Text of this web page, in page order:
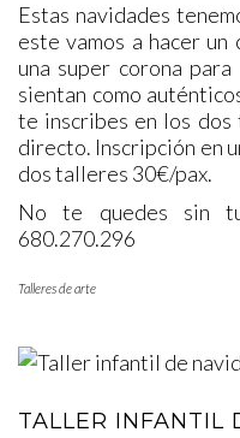
Estas navidades
este vamos a hacer
una super corona
sientan como
te inscribes en los dos
directo. Inscripción en
dos talleres 30€/pax.
No te quedes sin
680.270.296
Talleres de arte
TALLER INFANTIL